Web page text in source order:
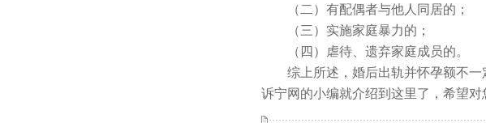
（二）有配偶者与他人同居的；
（三）实施家庭暴力的；
（四）虐待、遗弃家庭成员的。
综上所述，婚后出轨并怀孕额不一
诉宁网的小编就介绍到这里了，希望